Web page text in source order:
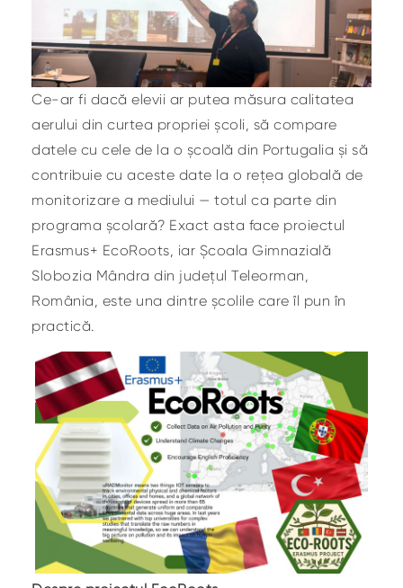
Ce-ar fi dacă elevii ar putea măsura calitatea
aerului din curtea propriei școli, să compare
datele cu cele de la o școală din Portugalia și să
contribuie cu aceste date la o rețea globală de
monitorizare a mediului — totul ca parte din
programa școlară? Exact asta face proiectul
Erasmus+ EcoRoots, iar Școala Gimnazială
Slobozia Mândra din județul Teleorman,
România, este una dintre școlile care îl pun în
practică.